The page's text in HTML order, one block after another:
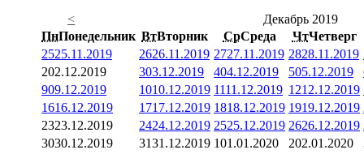
<
Декабрь 2019
ПнПонедельник ВтВторник СрСреда ЧтЧетверг
2525.11.2019 2626.11.2019 2727.11.2019 2828.11.2019
202.12.2019 303.12.2019 404.12.2019 505.12.2019
909.12.2019 1010.12.2019 1111.12.2019 1212.12.2019
1616.12.2019 1717.12.2019 1818.12.2019 1919.12.2019
2323.12.2019 2424.12.2019 2525.12.2019 2626.12.2019
3030.12.2019 3131.12.2019 101.01.2020 202.01.2020